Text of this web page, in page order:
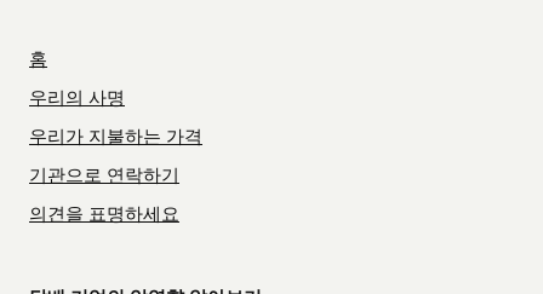
홈
우리의 사명
우리가 지불하는 가격
기관으로 연락하기
의견을 표명하세요